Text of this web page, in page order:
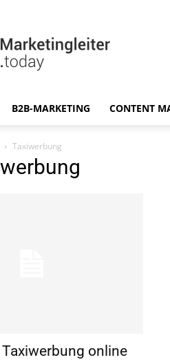
B2B-MARKETING CONTENT
Taxiwerbung
online